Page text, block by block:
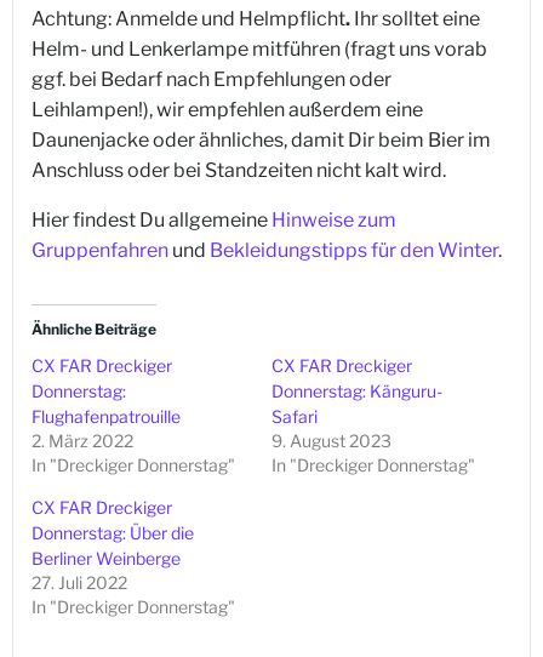
Achtung: Anmelde und Helmpflicht. Ihr solltet eine
Helm- und Lenkerlampe mitführen (fragt uns vorab
ggf. bei Bedarf nach Empfehlungen oder
Leihlampen!), wir empfehlen außerdem eine
Daunenjacke oder ähnliches, damit Dir beim Bier im
Anschluss oder bei Standzeiten nicht kalt wird.
Hier findest Du allgemeine Hinweise zum
Gruppenfahren und Bekleidungstipps für den Winter.
Ähnliche Beiträge
CX FAR Dreckiger
Donnerstag:
Flughafenpatrouille
2. März 2022
In "Dreckiger Donnerstag"
CX FAR Dreckiger
Donnerstag: Känguru-
Safari
9. August 2023
In "Dreckiger Donnerstag"
CX FAR Dreckiger
Donnerstag: Über die
Berliner Weinberge
27. Juli 2022
In "Dreckiger Donnerstag"